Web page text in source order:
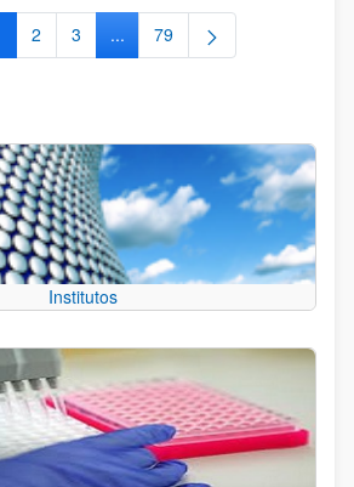
Página
2 Página
3 ...Páginas intermedias Use TAB
Página
79
Institutos